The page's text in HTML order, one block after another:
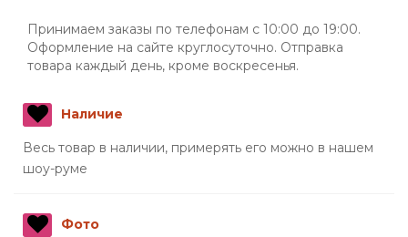
Принимаем заказы по телефонам с 10:00 до 19:00.
Оформление на сайте круглосуточно. Отправка
товара каждый день, кроме воскресенья.
Наличие
Весь товар в наличии, примерять его можно в нашем
шоу-руме
Фото